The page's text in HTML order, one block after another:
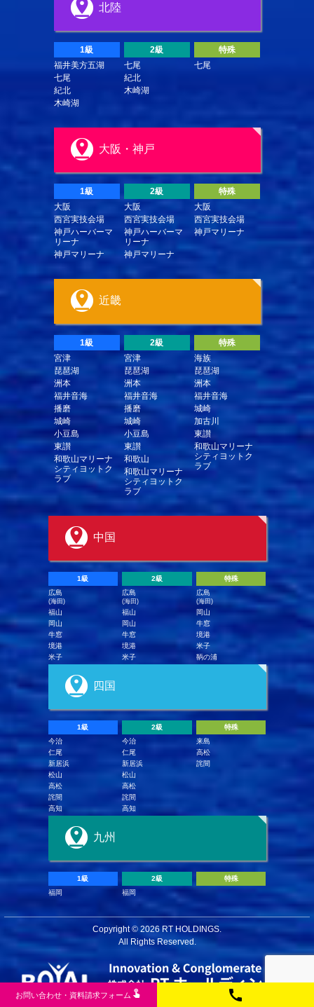
お問い合わせ・ 資料請求フ ォー ム touch_app call
北陸
1級
福井美方五湖
七尾
紀北
木崎湖
2級
七尾
紀北
木崎湖
特殊
七尾
大阪・神戸
1級
大阪
西宮実技会場
神戸ハーバーマ
リーナ
神戸マリーナ
2級
大阪
西宮実技会場
神戸ハーバーマ
リーナ
神戸マリーナ
特殊
大阪
西宮実技会場
神戸マリーナ
近畿
1級
宮津
琵琶湖
洲本
福井音海
播磨
城崎
小豆島
東讃
和歌山マリーナ
シティヨットク
ラブ
2級
宮津
琵琶湖
洲本
福井音海
播磨
城崎
小豆島
東讃
和歌山
和歌山マリーナ
シティヨットク
ラブ
特殊
海族
琵琶湖
洲本
福井音海
城崎
加古川
東讃
和歌山マリーナ
シティヨットク
ラブ
中国
1級
広島
(海田)
福山
岡山
牛窓
境港
米子
2級
広島
(海田)
福山
岡山
牛窓
境港
米子
特殊
広島
(海田)
岡山
牛窓
境港
米子
鞆の浦
四国
1級
今治
仁尾
新居浜
松山
高松
詫間
高知
2級
今治
仁尾
新居浜
松山
高松
詫間
高知
特殊
来島
高松
詫間
九州
1級
福岡
2級
福岡
特殊
Copyright © 2026 RT HOLDINGS.
All Rights Reserved.